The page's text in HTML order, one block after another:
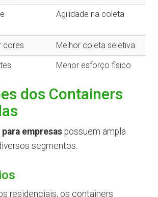
Agilidade na coleta
cores Melhor coleta seletiva
Menor esforço físico
dos Containers
empresas possuem ampla
segmentos.
residenciais, os containers